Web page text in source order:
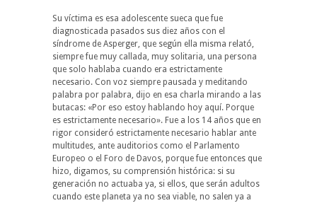
Su víctima es esa adolescente sueca que fue
diagnosticada pasados sus diez años con el
síndrome de Asperger, que según ella misma relató,
siempre fue muy callada, muy solitaria, una persona
que solo hablaba cuando era estrictamente
necesario. Con voz siempre pausada y meditando
palabra por palabra, dijo en esa charla mirando a las
butacas: «Por eso estoy hablando hoy aquí. Porque
es estrictamente necesario». Fue a los 14 años que en
rigor consideró estrictamente necesario hablar ante
multitudes, ante auditorios como el Parlamento
Europeo o el Foro de Davos, porque fue entonces que
hizo, digamos, su comprensión histórica: si su
generación no actuaba ya, si ellos, que serán adultos
cuando este planeta ya no sea viable, no salen ya a